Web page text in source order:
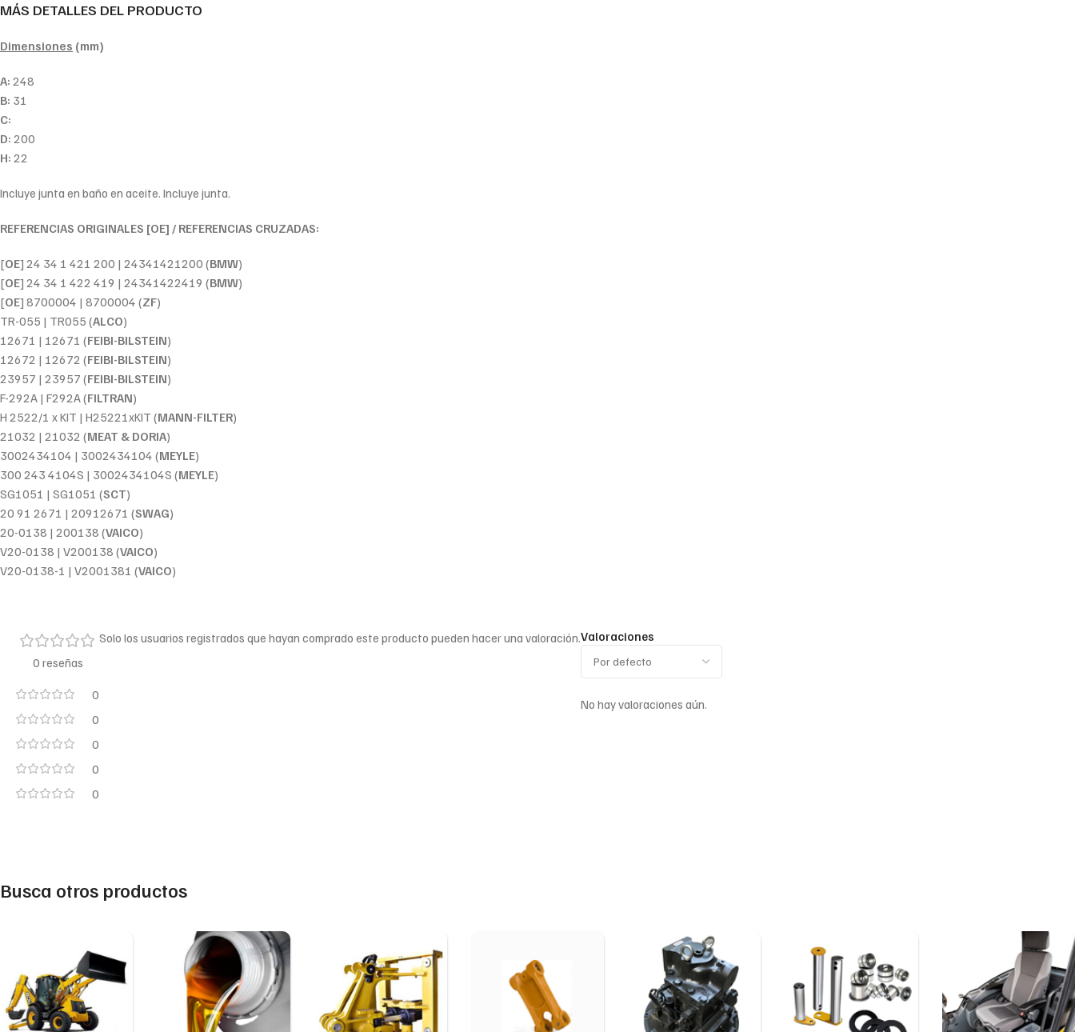
MÁS DETALLES DEL PRODUCTO
Dimensiones (mm)
A: 248
B: 31
C:
D: 200
H: 22
Incluye junta en baño en aceite. Incluye junta.
REFERENCIAS ORIGINALES [OE] / REFERENCIAS CRUZADAS:
[OE] 24 34 1 421 200 | 24341421200 (BMW)
[OE] 24 34 1 422 419 | 24341422419 (BMW)
[OE] 8700004 | 8700004 (ZF)
TR-055 | TR055 (ALCO)
12671 | 12671 (FEIBI-BILSTEIN)
12672 | 12672 (FEIBI-BILSTEIN)
23957 | 23957 (FEIBI-BILSTEIN)
F-292A | F292A (FILTRAN)
H 2522/1 x KIT | H25221xKIT (MANN-FILTER)
21032 | 21032 (MEAT & DORIA)
3002434104 | 3002434104 (MEYLE)
300 243 4104S | 3002434104S (MEYLE)
SG1051 | SG1051 (SCT)
20 91 2671 | 20912671 (SWAG)
20-0138 | 200138 (VAICO)
V20-0138 | V200138 (VAICO)
V20-0138-1 | V2001381 (VAICO)
0 reseñas
0
0
0
0
0
Valoraciones
No hay valoraciones aún.
Solo los usuarios registrados que hayan comprado este producto pueden hacer una valoración.
Busca otros productos